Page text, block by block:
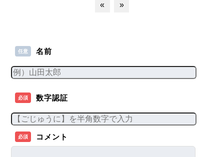
« »
任意 名前
必須 数字認証
必須 コメント